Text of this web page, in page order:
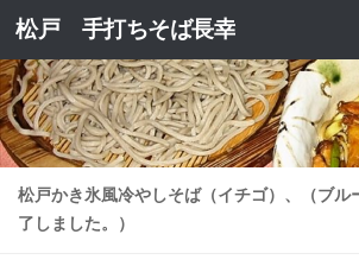
コンテンツへスキップ
松戸 手打ちそば長幸
松戸かき氷風冷やしそば（イチゴ）、（ブル
了しました。）